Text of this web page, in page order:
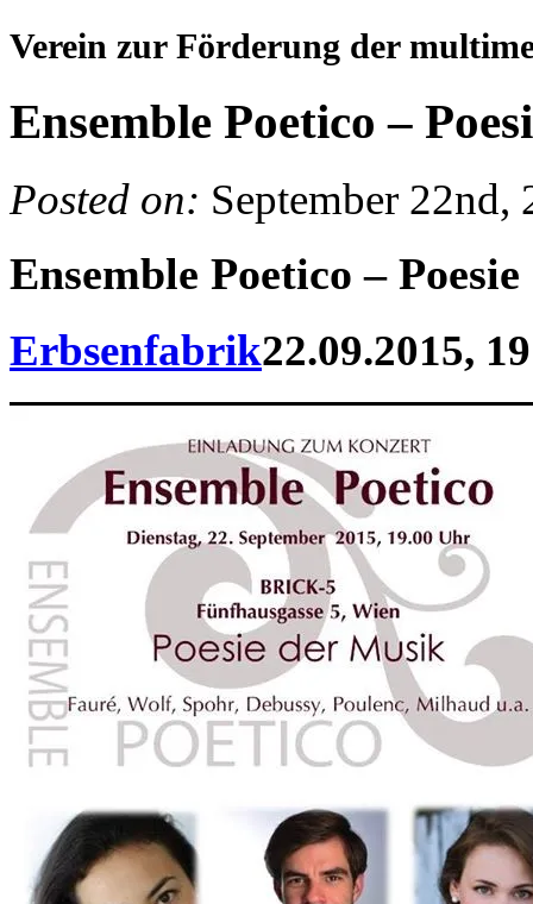
Verein zur Förderung der
Ensemble Poetico –
Posted on: September 22nd,
Ensemble Poetico –
Erbsenfabrik22.09.2015,